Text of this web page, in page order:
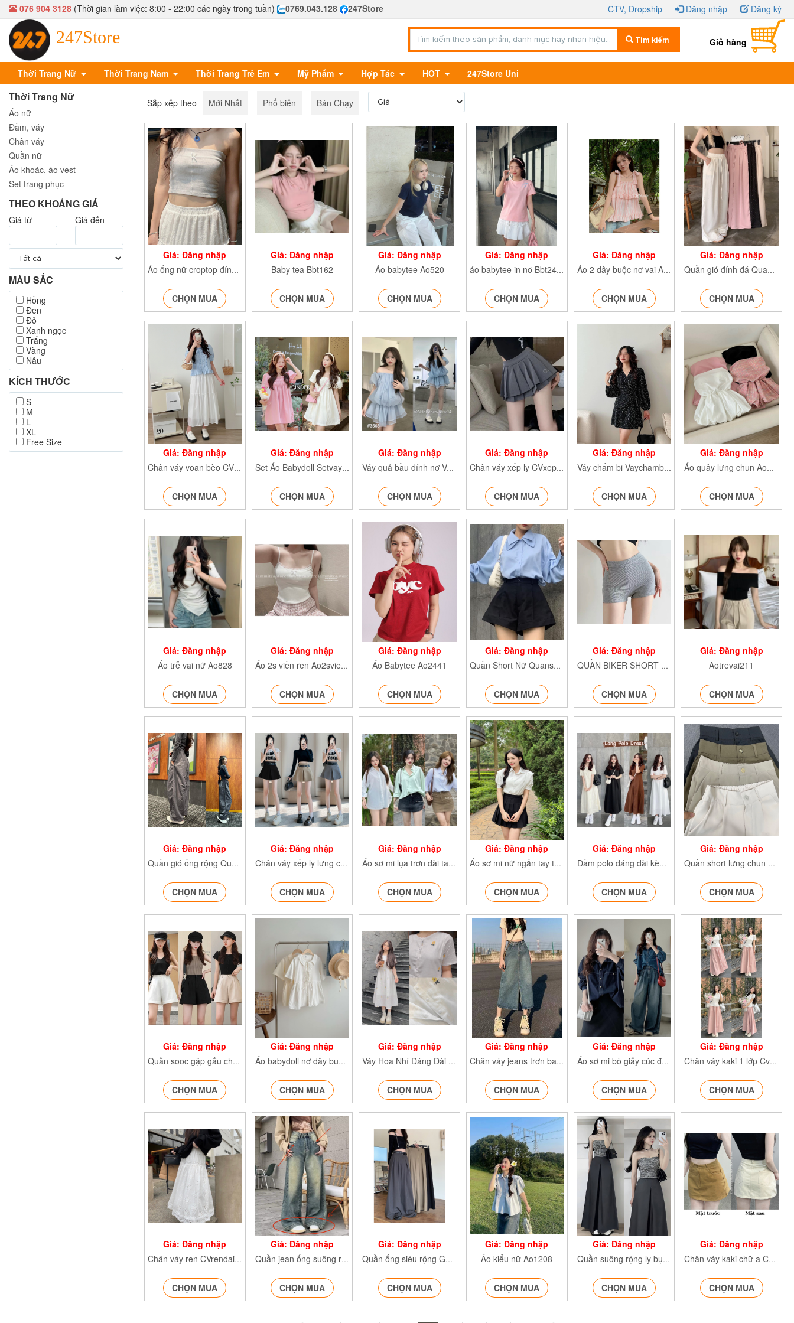
076 904 3128 (Thời gian làm việc: 8:00 - 22:00 các ngày trong tuần) 0769.043.128 247Store CTV, Dropship Đăng nhập Đăng ký
247Store Giỏ hàng
Tìm kiếm
Thời Trang Nữ Thời Trang Nam Thời Trang Trẻ Em Mỹ Phẩm Hợp Tác HOT 247Store Uni
Thời Trang Nữ
Áo nữ
Đầm, váy
Chân váy
Quần nữ
Áo khoác, áo vest
Set trang phục
THEO KHOẢNG GIÁ
Giá từ Giá đến
MÀU SẮC
Hồng
Đen
Đỏ
Xanh ngọc
Trắng
Vàng
Nâu
KÍCH THƯỚC
S
M
L
XL
Free Size
Sắp xếp theo Mới Nhất Phổ biến Bán Chạy
Giá: Đăng nhập
Áo ống nữ croptop đính nơ Aoong287
CHỌN MUA
Giá: Đăng nhập
Baby tea Bbt162
CHỌN MUA
Giá: Đăng nhập
Áo babytee Ao520
CHỌN MUA
Giá: Đăng nhập
áo babytee in nơ Bbt24410
CHỌN MUA
Giá: Đăng nhập
Áo 2 dây buộc nơ vai Ao2daybuocno6885
CHỌN MUA
Giá: Đăng nhập
Quần gió đính đá Quansuongdinhda637
CHỌN MUA
Giá: Đăng nhập
Chân váy voan bèo CVxoe201
CHỌN MUA
Giá: Đăng nhập
Set Áo Babydoll Setvaybbd9010
CHỌN MUA
Giá: Đăng nhập
Váy quả bầu đính nơ Vaydinhno3568
CHỌN MUA
Giá: Đăng nhập
Chân váy xếp ly CVxeply204
CHỌN MUA
Giá: Đăng nhập
Váy chấm bi Vaychambi1230
CHỌN MUA
Giá: Đăng nhập
Áo quây lưng chun Aoquay7888
CHỌN MUA
Giá: Đăng nhập
Áo trễ vai nữ Ao828
CHỌN MUA
Giá: Đăng nhập
Áo 2s viền ren Ao2svienren284
CHỌN MUA
Giá: Đăng nhập
Áo Babytee Ao2441
CHỌN MUA
Giá: Đăng nhập
Quần Short Nữ Quanshort015
CHỌN MUA
Giá: Đăng nhập
QUẦN BIKER SHORT QUANBIKERSHORT12
CHỌN MUA
Giá: Đăng nhập
Aotrevai211
CHỌN MUA
Giá: Đăng nhập
Quần gió ống rộng Quangio615
CHỌN MUA
Giá: Đăng nhập
Chân váy xếp ly lưng cao bản to Chanvay6224
CHỌN MUA
Giá: Đăng nhập
Áo sơ mi lụa trơn dài tay Somilua0294
CHỌN MUA
Giá: Đăng nhập
Áo sơ mi nữ ngắn tay thiết kế vạt vai kiểu cách Somi1195
CHỌN MUA
Giá: Đăng nhập
Đầm polo dáng dài kèm váy dây lụa Vay825
CHỌN MUA
Giá: Đăng nhập
Quần short lưng chun cạp cao chất gold đẹp Quanshort601
CHỌN MUA
Giá: Đăng nhập
Quần sooc gập gấu chất ruby cạp cao Quansooc129_
CHỌN MUA
Giá: Đăng nhập
Áo babydoll nơ dây buộc tiêu thư Ababydoll8191
CHỌN MUA
Giá: Đăng nhập
Váy Hoa Nhí Dáng Dài Tay Bồng Vayhoacuc3545
CHỌN MUA
Giá: Đăng nhập
Chân váy jeans trơn bazic cvtron930
CHỌN MUA
Giá: Đăng nhập
Áo sơ mi bò giấy cúc đồng Aobogiay1117
CHỌN MUA
Giá: Đăng nhập
Chân váy kaki 1 lớp Cvkaki8090
CHỌN MUA
Giá: Đăng nhập
Chân váy ren CVrendai145155
CHỌN MUA
Giá: Đăng nhập
Quần jean ống suông rộng Q833
CHỌN MUA
Giá: Đăng nhập
Quần ống siêu rộng Gold9908
CHỌN MUA
Giá: Đăng nhập
Áo kiểu nữ Ao1208
CHỌN MUA
Giá: Đăng nhập
Quần suông rộng ly bụng Gold9903
CHỌN MUA
Giá: Đăng nhập
Chân váy kaki chữ a CVKaki6674
CHỌN MUA